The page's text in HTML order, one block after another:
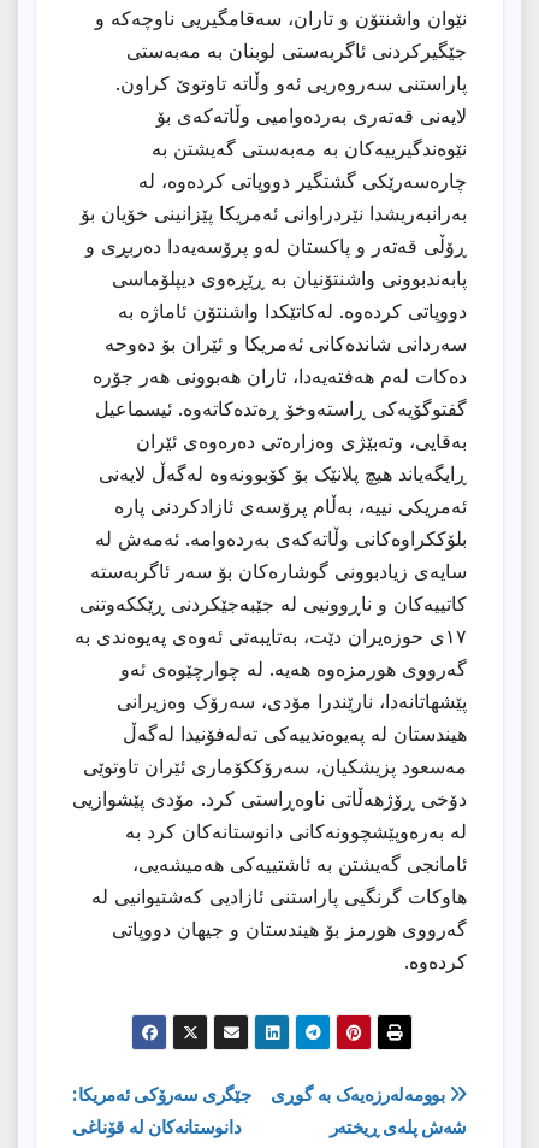
نێوان واشنتۆن و تاران، سەقامگیریی ناوچەکە و
جێگیرکردنی ئاگربەستی لوبنان بە مەبەستی
پاراستنی سەروەریی ئەو وڵاتە تاوتوێ کراون.
لایەنی قەتەری بەردەوامیی وڵاتەکەی بۆ
نێوەندگیرییەکان بە مەبەستی گەیشتن بە
چارەسەرێکی گشتگیر دووپاتی کردەوە، لە
بەرانبەریشدا نێردراوانی ئەمریکا پێزانینی خۆیان بۆ
ڕۆڵی قەتەر و پاکستان لەو پرۆسەیەدا دەربڕی و
پابەندبوونی واشنتۆنیان بە ڕێڕەوی دیپلۆماسی
دووپاتی کردەوە. لەکاتێکدا واشنتۆن ئاماژە بە
سەردانی شاندەکانی ئەمریکا و ئێران بۆ دەوحە
دەکات لەم هەفتەیەدا، تاران هەبوونی هەر جۆرە
گفتوگۆیەکی ڕاستەوخۆ ڕەتدەکاتەوە. ئیسماعیل
بەقایی، وتەبێژی وەزارەتی دەرەوەی ئێران
ڕایگەیاند هیچ پلانێک بۆ کۆبوونەوە لەگەڵ لایەنی
ئەمریکی نییە، بەڵام پرۆسەی ئازادکردنی پارە
بلۆککراوەکانی وڵاتەکەی بەردەوامە. ئەمەش لە
سایەی زیادبوونی گوشارەکان بۆ سەر ئاگربەستە
کاتییەکان و ناڕوونیی لە جێبەجێکردنی ڕێککەوتنی
١٧ی حوزەیران دێت، بەتایبەتی ئەوەی پەیوەندی بە
گەرووی هورمزەوە هەیە. لە چوارچێوەی ئەو
پێشهاتانەدا، نارێندرا مۆدی، سەرۆک وەزیرانی
هیندستان لە پەیوەندییەکی تەلەفۆنیدا لەگەڵ
مەسعود پزیشکیان، سەرۆككۆماری ئێران تاوتوێی
دۆخی ڕۆژهەڵاتی ناوەڕاستی کرد. مۆدی پێشوازیی
لە بەرەوپێشچوونەکانی دانوستانەکان کرد بە
ئامانجی گەیشتن بە ئاشتییەکی هەمیشەیی،
هاوکات گرنگیی پاراستنی ئازادیی کەشتیوانیی لە
گەرووی هورمز بۆ هیندستان و جیهان دووپاتی
کردەوە.
ڕێدۆزیی
جێگرى سەرۆکى ئەمریکا:
دانوستانەکان لە قۆناغی
بوومەلەرزەیەک بە گوڕی
شەش پلەی ڕیختەر